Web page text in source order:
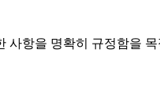
사항을 명확히 규정함을